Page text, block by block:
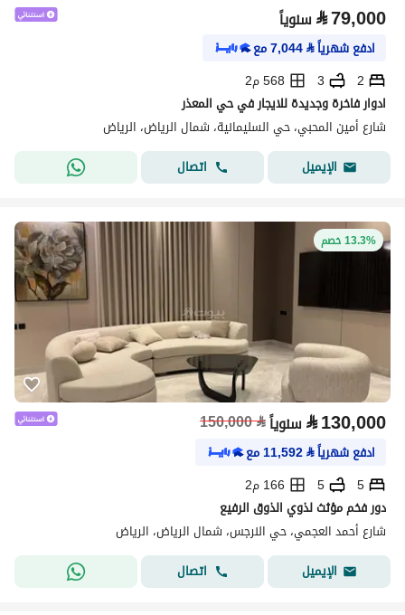
⃁79,000 سنوياً
ادفع شهرياً⃁
7,044مع
2
3
568 م2
ادوار فاخرة وجديدة للايجار في حي المعذر
شارع أمين المحبي، حي السليمانية، شمال الرياض، الرياض
الإيميل
اتصال
13.3% خصم
⃁130,000 سنوياً⃁
150,000
ادفع شهرياً⃁
11,592مع
5
5
166 م2
دور فخم مؤثث لذوي الذوق الرفيع
شارع أحمد العجمي، حي النرجس، شمال الرياض، الرياض
الإيميل
اتصال